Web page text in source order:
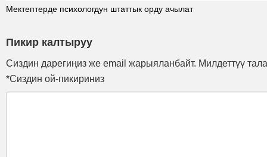
Мектептерде психологдун штаттык орду ачылат
Пикир калтыруу
Сиздин дарегиңиз же email жарыяланбайт. Милдеттүү
*Сиздин ой-пикириниз